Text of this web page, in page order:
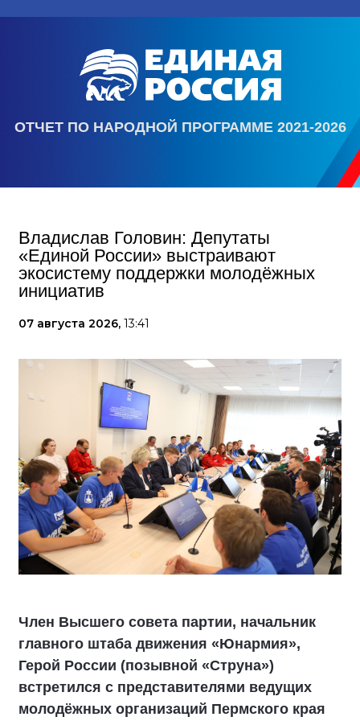
ОТЧЕТ ПО НАРОДНОЙ ПРОГРАММЕ 2021-2026
Владислав Головин: Депутаты
«Единой России» выстраивают
экосистему поддержки молодёжных
инициатив
07 августа 2026, 13:41
Член Высшего совета партии, начальник
главного штаба движения «Юнармия»,
Герой России (позывной «Струна»)
встретился с представителями ведущих
молодёжных организаций Пермского края